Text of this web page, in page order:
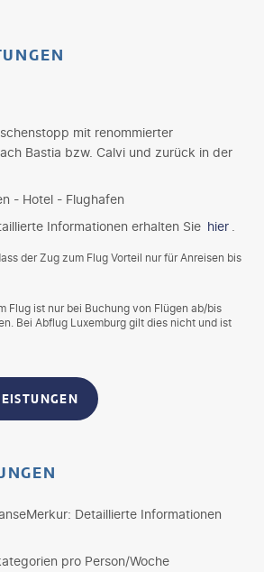
mit renommierter
Bastia bzw. Calvi und zurück in der
- Hotel - Flughafen
Informationen erhalten Sie hier
der Zug zum Flug Vorteil nur für Anreisen bis
Flug ist nur bei Buchung von Flügen ab/bis
Bei Abflug Luxemburg gilt dies nicht und ist
Detaillierte Informationen
pro Person/Woche